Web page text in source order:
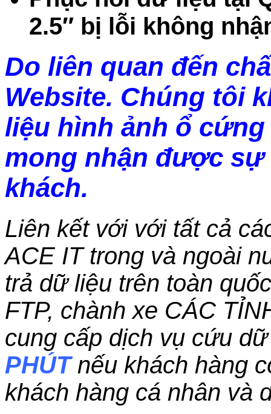
2.5″ bị lỗi không
Do liên quan đến
Website. Chúng tôi
liệu hình ảnh ổ
mong nhận được
khách.
Liên kết với với tất cả
ACE IT trong và ngoài
trả dữ liệu trên toàn
FTP, chành xe CÁC
cung cấp dịch vụ cứu
PHÚTnếu khách hàng
khách hàng cá nhân và